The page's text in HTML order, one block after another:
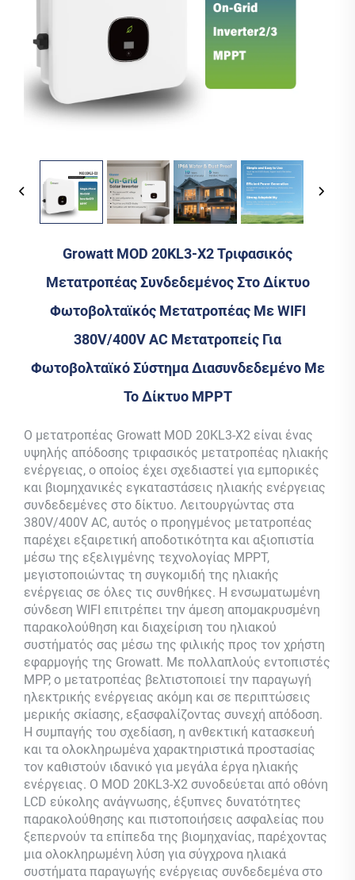
Growatt MOD 20KL3-X2 Τριφασικός
Μετατροπέας Συνδεδεμένος Στο Δίκτυο
Φωτοβολταϊκός Μετατροπέας Με WIFI
380V/400V AC Μετατροπείς Για
Φωτοβολταϊκό Σύστημα Διασυνδεδεμένο Με
Το Δίκτυο MPPT
Ο μετατροπέας Growatt MOD 20KL3-X2 είναι ένας
υψηλής απόδοσης τριφασικός μετατροπέας ηλιακής
ενέργειας, ο οποίος έχει σχεδιαστεί για εμπορικές
και βιομηχανικές εγκαταστάσεις ηλιακής ενέργειας
συνδεδεμένες στο δίκτυο. Λειτουργώντας στα
380V/400V AC, αυτός ο προηγμένος μετατροπέας
παρέχει εξαιρετική αποδοτικότητα και αξιοπιστία
μέσω της εξελιγμένης τεχνολογίας MPPT,
μεγιστοποιώντας τη συγκομιδή της ηλιακής
ενέργειας σε όλες τις συνθήκες. Η ενσωματωμένη
σύνδεση WIFI επιτρέπει την άμεση απομακρυσμένη
παρακολούθηση και διαχείριση του ηλιακού
συστήματός σας μέσω της φιλικής προς τον χρήστη
εφαρμογής της Growatt. Με πολλαπλούς εντοπιστές
MPP, ο μετατροπέας βελτιστοποιεί την παραγωγή
ηλεκτρικής ενέργειας ακόμη και σε περιπτώσεις
μερικής σκίασης, εξασφαλίζοντας συνεχή απόδοση.
Η συμπαγής του σχεδίαση, η ανθεκτική κατασκευή
και τα ολοκληρωμένα χαρακτηριστικά προστασίας
τον καθιστούν ιδανικό για μεγάλα έργα ηλιακής
ενέργειας. Ο MOD 20KL3-X2 συνοδεύεται από οθόνη
LCD εύκολης ανάγνωσης, έξυπνες δυνατότητες
παρακολούθησης και πιστοποιήσεις ασφαλείας που
ξεπερνούν τα επίπεδα της βιομηχανίας, παρέχοντας
μια ολοκληρωμένη λύση για σύγχρονα ηλιακά
συστήματα παραγωγής ενέργειας συνδεδεμένα στο